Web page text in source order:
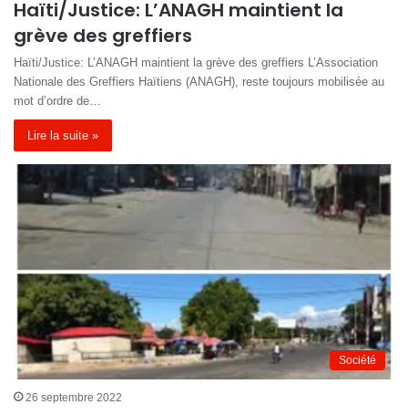
Haïti/Justice: L’ANAGH maintient la
grève des greffiers
Haïti/Justice: L’ANAGH maintient la grève des greffiers L’Association
Nationale des Greffiers Haïtiens (ANAGH), reste toujours mobilisée au
mot d’ordre de…
Lire la suite »
Société
26 septembre 2022